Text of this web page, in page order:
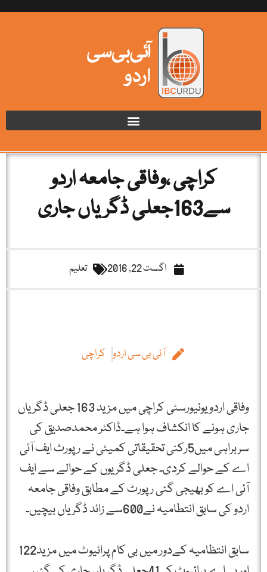
کراچی ،وفاقی جامعہ اردو
سے163جعلی ڈگریاں جاری
اگست 22, 2016 تعلیم
آئی بی سی اردو کراچی
وفاقی اردو یونیورسٹی کراچی میں مزید 163 جعلی ڈگریاں
جاری ہونے کا انکشاف ہوا ہے۔ڈاکٹر محمدصدیق کی
سربراہی میں5رکنی تحقیقاتی کمیٹی نے رپورٹ ایف آئی
اے کے حوالے کردی۔ جعلی ڈگریوں کے حوالے سے ایف
آئی اے کو بھیجی گئی رپورٹ کے مطابق وفاقی جامعہ
اردو کی سابق انتطامیہ نے600سے زائد ڈگریاں بیچیں۔
سابق انتظامیہ کےدور میں بی کام پرائیوٹ میں مزید122